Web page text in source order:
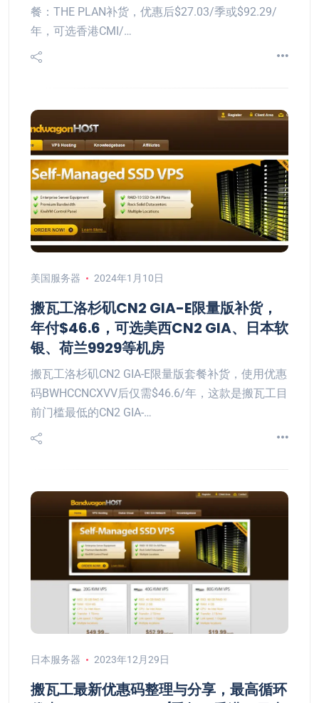
餐：THE PLAN补货，优惠后$27.03/季或$92.29/
年，可选香港CMI/…
美国服务器 2024年1月10日
搬瓦工洛杉矶CN2 GIA-E限量版补货，
年付$46.6，可选美西CN2 GIA、日本软
银、荷兰9929等机房
搬瓦工洛杉矶CN2 GIA-E限量版套餐补货，使用优惠
码BWHCCNCXVV后仅需$46.6/年，这款是搬瓦工目
前门槛最低的CN2 GIA-…
日本服务器 2023年12月29日
搬瓦工最新优惠码整理与分享，最高循环